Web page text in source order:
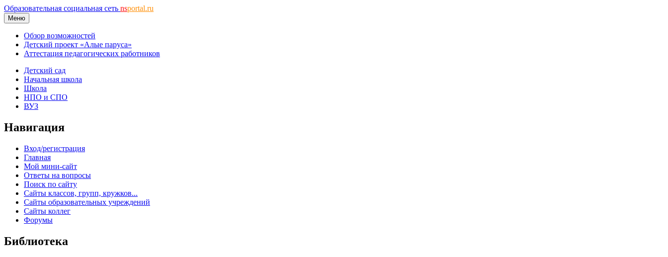
Образовательная социальная сеть nsportal.ru
Меню
Обзор возможностей
Детский проект «Алые паруса»
Аттестация педагогических работников
Детский сад
Начальная школа
Школа
НПО и СПО
ВУЗ
Навигация
Вход/регистрация
Главная
Мой мини-сайт
Ответы на вопросы
Поиск по сайту
Сайты классов, групп, кружков...
Сайты образовательных учреждений
Сайты коллег
Форумы
Библиотека